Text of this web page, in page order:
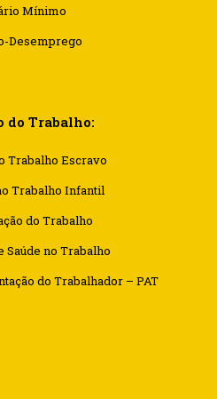
Mínimo
Desemprego
do Trabalho:
Trabalho Escravo
Trabalho Infantil
do Trabalho
Saúde no Trabalho
do Trabalhador – PAT